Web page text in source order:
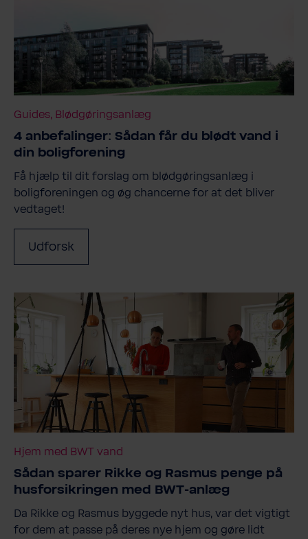
Guides, Blødgøringsanlæg
4 anbefalinger: Sådan får du blødt vand i
din boligforening
Få hjælp til dit forslag om blødgøringsanlæg i
boligforeningen og øg chancerne for at det bliver
vedtaget!
Udforsk
Hjem med BWT vand
Sådan sparer Rikke og Rasmus penge på
husforsikringen med BWT-​anlæg
Da Rikke og Rasmus byggede nyt hus, var det vigtigt
for dem at passe på deres nye hjem og gøre lidt